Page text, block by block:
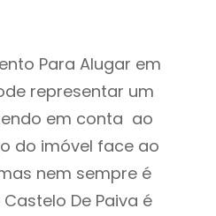
Para Alugar em
representar um
em conta ao
do imóvel face ao
nem sempre é
De Paiva é